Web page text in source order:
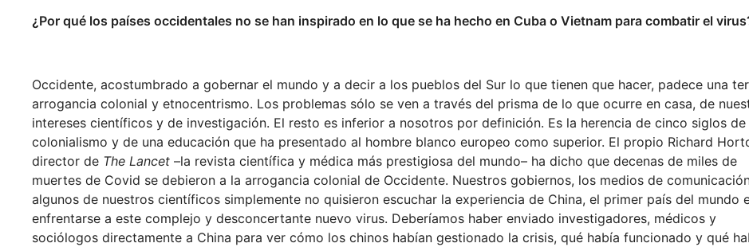
¿Por qué los países occidentales no se han inspirado en lo que se ha hecho en Cuba o Vietnam para combatir el
Occidente, acostumbrado a gobernar el mundo y a decir a los pueblos del Sur lo que tienen que hacer, padece una
arrogancia colonial y etnocentrismo. Los problemas sólo se ven a través del prisma de lo que ocurre en casa, de
intereses científicos y de investigación. El resto es inferior a nosotros por definición. Es la herencia de cinco siglos de
colonialismo y de una educación que ha presentado al hombre blanco europeo como superior. El propio Richard
director de The Lancet –la revista científica y médica más prestigiosa del mundo– ha dicho que decenas de miles de
muertes de Covid se debieron a la arrogancia colonial de Occidente. Nuestros gobiernos, los medios de
algunos de nuestros científicos simplemente no quisieron escuchar la experiencia de China, el primer país del mundo
enfrentarse a este complejo y desconcertante nuevo virus. Deberíamos haber enviado investigadores, médicos y
sociólogos directamente a China para ver cómo los chinos habían gestionado la crisis, qué había funcionado y qué